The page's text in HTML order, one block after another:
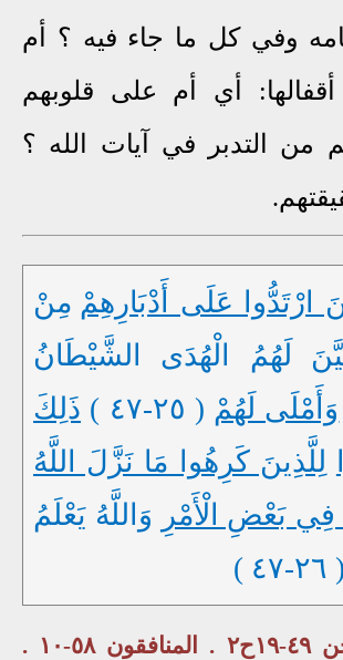
وفي كل ما جاء فيه ؟ أم
أي أم على قلوبهم
من التدبر في آيات الله ؟
ارْتَدُّوا عَلَى أَدْبَارِهِمْ مِنْ
لَهُمُ الْهُدَى الشَّيْطَانُ
وَأَمْلَى لَهُمْ ( ٢٥-٤٧ )
ذَلِكَ
لِلَّذِينَ كَرِهُوا مَا نَزَّلَ اللَّهُ
بَعْضِ الْأَمْرِ وَاللَّهُ يَعْلَمُ
الجن ٤٩-١٩ح٢ . المنافقون ٥٨-١٠ .